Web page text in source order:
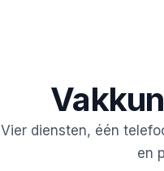
Vier diensten, één
en